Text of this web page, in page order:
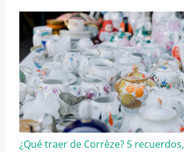
¿Qué traer de Corrèze? 5 recuerdos,